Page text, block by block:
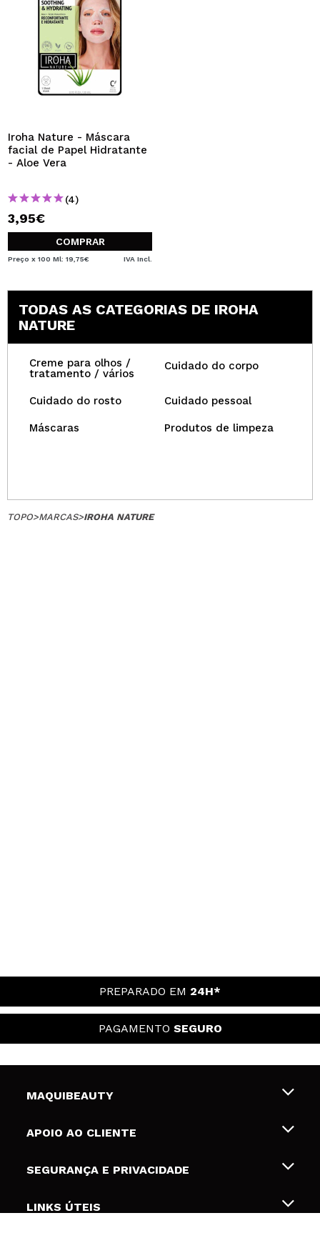
Iroha Nature - Máscara
facial de Papel Hidratante
- Aloe Vera
(4)
3,95€
COMPRAR
Preço x 100 Ml: 19,75€ IVA Incl.
TODAS AS CATEGORIAS DE IROHA
NATURE
Creme para olhos /
tratamento / vários
Cuidado do corpo
Cuidado do rosto Cuidado pessoal
Máscaras Produtos de limpeza
TOPO>MARCAS>IROHA NATURE
PREPARADO EM 24H*
PAGAMENTO SEGURO
MAQUIBEAUTY
Sobre nós
Gift Cards
APOIO AO CLIENTE
Envios e Devoluções
Formas de pagamento
SEGURANÇA E PRIVACIDADE
Termos e Privacidade
LINKS ÚTEIS